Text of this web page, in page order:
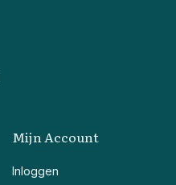
Mijn Account
Inloggen